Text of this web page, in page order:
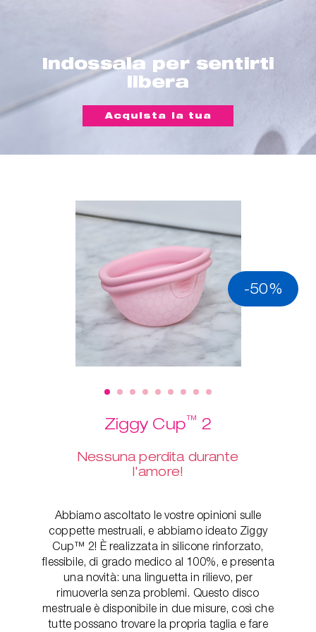
Indossala per sentirti
libera
Acquista la tua
-50%
Ziggy Cup™ 2
Nessuna perdita durante
l'amore!
Abbiamo ascoltato le vostre opinioni sulle
coppette mestruali, e abbiamo ideato Ziggy
Cup™ 2! È realizzata in silicone rinforzato,
flessibile, di grado medico al 100%, e presenta
una novità: una linguetta in rilievo, per
rimuoverla senza problemi. Questo disco
mestruale è disponibile in due misure, così che
tutte possano trovare la propria taglia e fare